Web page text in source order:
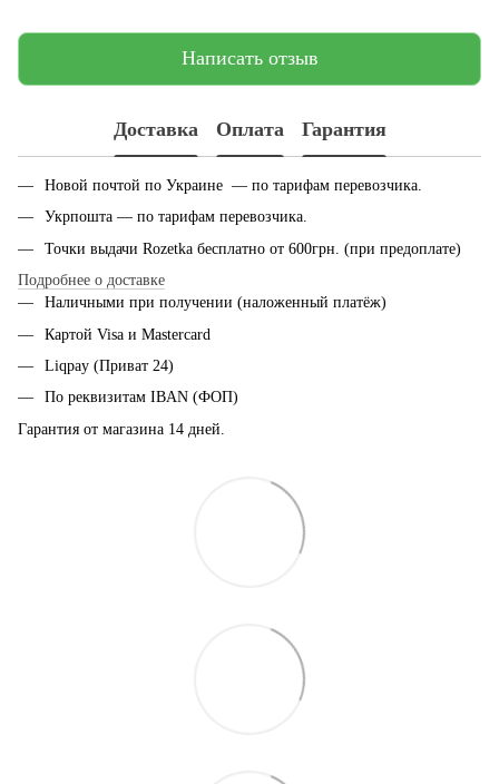
Написать отзыв
Доставка Оплата Гарантия
Новой почтой по Украине — по тарифам перевозчика.
Укрпошта — по тарифам перевозчика.
Точки выдачи Rozetka бесплатно от 600грн. (при предоплате)
Подробнее о доставке
Наличными при получении (наложенный платёж)
Картой Visa и Mastercard
Liqpay (Приват 24)
По реквизитам IBAN (ФОП)
Гарантия от магазина 14 дней.